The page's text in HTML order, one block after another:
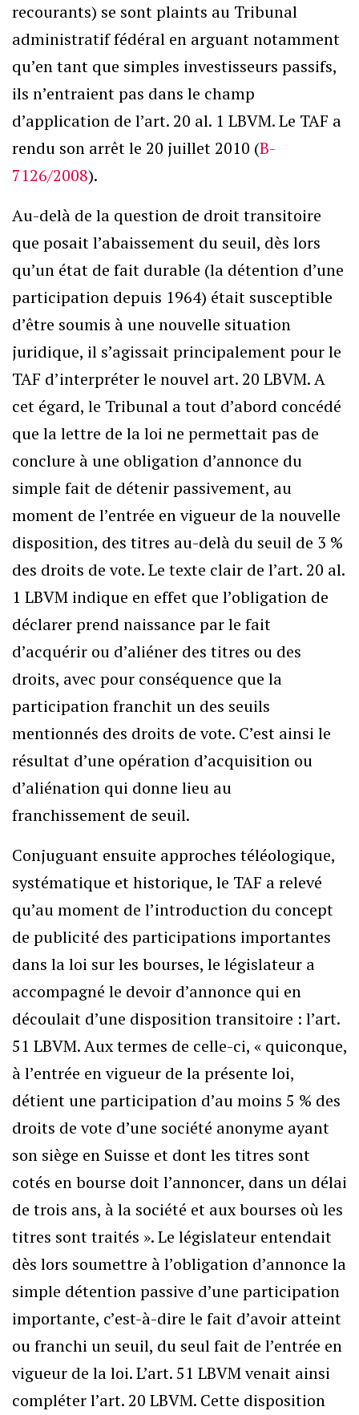
recourants) se sont plaints au Tribunal
administratif fédéral en arguant notamment
qu’en tant que simples investisseurs passifs,
ils n’entraient pas dans le champ
d’application de l’art. 20 al. 1 LBVM. Le TAF a
rendu son arrêt le 20 juillet 2010 (B-
7126/2008).
Au-delà de la question de droit transitoire
que posait l’abaissement du seuil, dès lors
qu’un état de fait durable (la détention d’une
participation depuis 1964) était susceptible
d’être soumis à une nouvelle situation
juridique, il s’agissait principalement pour le
TAF d’interpréter le nouvel art. 20 LBVM. A
cet égard, le Tribunal a tout d’abord concédé
que la lettre de la loi ne permettait pas de
conclure à une obligation d’annonce du
simple fait de détenir passivement, au
moment de l’entrée en vigueur de la nouvelle
disposition, des titres au-delà du seuil de 3 %
des droits de vote. Le texte clair de l’art. 20 al.
1 LBVM indique en effet que l’obligation de
déclarer prend naissance par le fait
d’acquérir ou d’aliéner des titres ou des
droits, avec pour conséquence que la
participation franchit un des seuils
mentionnés des droits de vote. C’est ainsi le
résultat d’une opération d’acquisition ou
d’aliénation qui donne lieu au
franchissement de seuil.
Conjuguant ensuite approches téléologique,
systématique et historique, le TAF a relevé
qu’au moment de l’introduction du concept
de publicité des participations importantes
dans la loi sur les bourses, le législateur a
accompagné le devoir d’annonce qui en
découlait d’une disposition transitoire : l’art.
51 LBVM. Aux termes de celle-ci, « quiconque,
à l’entrée en vigueur de la présente loi,
détient une participation d’au moins 5 % des
droits de vote d’une société anonyme ayant
son siège en Suisse et dont les titres sont
cotés en bourse doit l’annoncer, dans un délai
de trois ans, à la société et aux bourses où les
titres sont traités ». Le législateur entendait
dès lors soumettre à l’obligation d’annonce la
simple détention passive d’une participation
importante, c’est-à-dire le fait d’avoir atteint
ou franchi un seuil, du seul fait de l’entrée en
vigueur de la loi. L’art. 51 LBVM venait ainsi
compléter l’art. 20 LBVM. Cette disposition